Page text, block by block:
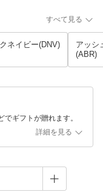
すべて見る
ネイビー(DNV)
アッシ
(ABR)
ギフトが贈れます。
詳細を見る